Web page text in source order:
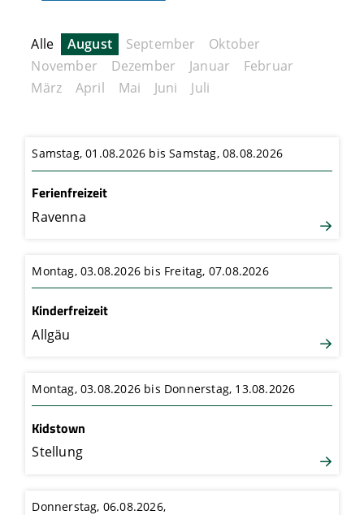
Alle August September
Oktober
November
Dezember Januar
Februar
März
April Mai Juni Juli
Samstag, 01.08.2026 bis Samstag, 08.08.2026
Ferienfreizeit
Ravenna
Montag, 03.08.2026 bis Freitag, 07.08.2026
Kinderfreizeit
Allgäu
Montag, 03.08.2026 bis Donnerstag, 13.08.2026
Kidstown
Stellung
Donnerstag, 06.08.2026,